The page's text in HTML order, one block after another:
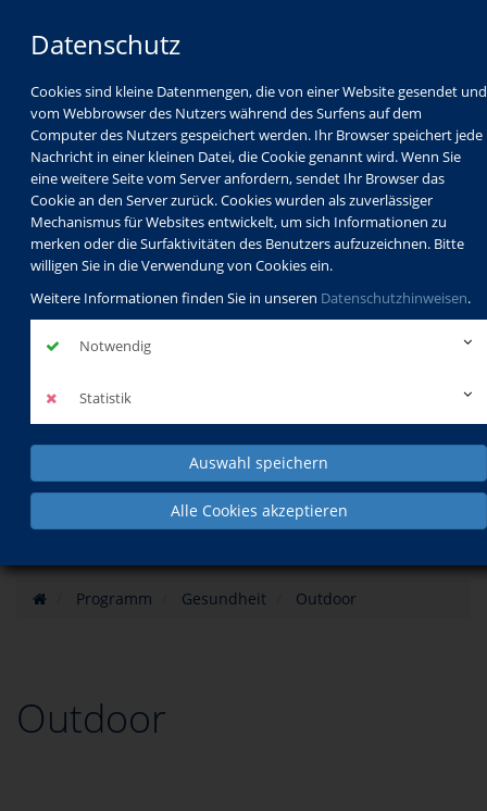
Datenschutz
Cookies sind kleine Datenmengen, die von einer Website gesendet und
vom Webbrowser des Nutzers während des Surfens auf dem
Computer des Nutzers gespeichert werden. Ihr Browser speichert jede
Nachricht in einer kleinen Datei, die Cookie genannt wird. Wenn Sie
eine weitere Seite vom Server anfordern, sendet Ihr Browser das
Cookie an den Server zurück. Cookies wurden als zuverlässiger
Mechanismus für Websites entwickelt, um sich Informationen zu
merken oder die Surfaktivitäten des Benutzers aufzuzeichnen. Bitte
willigen Sie in die Verwendung von Cookies ein.
Weitere Informationen finden Sie in unseren Datenschutzhinweisen.
Notwendig
Statistik
Auswahl speichern
Alle Cookies akzeptieren
Programm
Schulabschlüsse
Schulkindbetreuung
Service
Programm Gesundheit Outdoor
Outdoor